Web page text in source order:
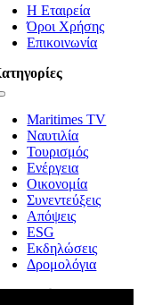
Η Εταιρεία
Όροι Χρήσης
Επικοινωνία
Maritimes TV
Ναυτιλία
Τουρισμός
Ενέργεια
Οικονομία
Συνεντεύξεις
Απόψεις
ESG
Εκδηλώσεις
Δρομολόγια